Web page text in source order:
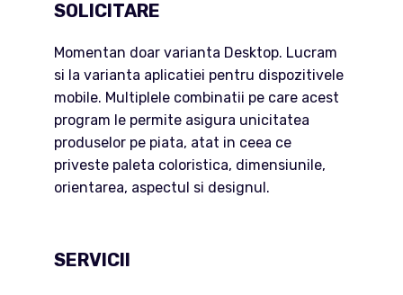
SOLICITARE
Momentan doar varianta Desktop. Lucram
si la varianta aplicatiei pentru dispozitivele
mobile. Multiplele combinatii pe care acest
program le permite asigura unicitatea
produselor pe piata, atat in ceea ce
priveste paleta coloristica, dimensiunile,
orientarea, aspectul si designul.
SERVICII